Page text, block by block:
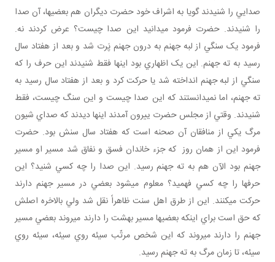
صدايي را شنيدند گويا به اشراف خود حضرت ديگران هم بعضي ها، آن صدا
را شنيدند. حضرت فرمود مي دانيد اين صدا چيست؟ عرض کردند نه.
فرمود يک سنگي از لبه جهنم به درون جهنم پَرت شد و بعد از هفتاد سال
رسيد به ته جهنم. اين يک اظهاري بود اينها فقط شنيدند اين حرف را که
سنگي از لبه جهنم انداخته شد يا حرکت کرد و بعد از هفتاد سال رسيد به
ته جهنم، اما نمي دانستند که اين صدا چيست و اين سنگ چيست، فقط
شنيدند. وقتي از مجلس حضرت ييرون آمدند اينها ديدند که صداي شيون
مرگ يکي از منافقان آن صحنه است که هفتاد سال سنش بود. حضرت
فرمود اين از همان روز که جزء خاندان فسق و نفاق شد مسير او مسير
جهنم بود الآن هم به ته جهنم رسيد. اين صدا را چه کسي شنيد؟ اين
حرف ها را چه کسي فهميد؟ معلوم مي شود بعضي در مسير جهنم دارند
حرکت مي کنند. اين از طرق اهل سنت ظاهراً نقل شد ولي بالاخره اصلش
که حق است براي اينکه بعضي ها مسير بهشت را دارند مي روند بعضي مسير
جهنم را دارند مي روند که اين شخص مرتّب سيئه روي سيئه، سيئه روي
سيئه، تا زمان مرگ به ته جهنم رسيد.